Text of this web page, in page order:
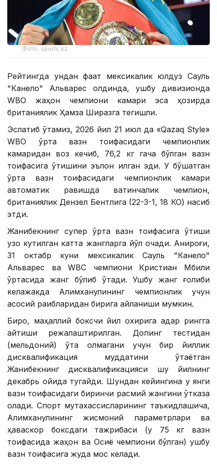
Фото: sports.kz
Рейтингда ундан фақат мексикалик юлдуз Сауль
"Канело" Альварес олдинда, ушбу дивизионда
WBО жаҳон чемпиони камари эса ҳозирда
британиялик Ҳамза Ширазга тегишли.
Эслатиб ўтамиз, 2026 йил 21 июл да «Qazaq Style»
WВО ўрта вазн тоифасидаги чемпионлик
камаридан воз кечиб, 76,2 кг гача бўлган вазн
тоифасига ўтишини эълон қилган эди. У бўшатган
ўрта вазн тоифасидаги чемпионлик камари
автоматик равишда вақтинчалик чемпион,
британиялик Дензел Бентлига (22-3-1, 18 КО) насиб
этди.
Жанибекнинг супер ўрта вазн тоифасига ўтиши
узоқ кутилган катта жангларга йўл очади. Аниқроғи,
31 октабр куни мексикалик Сауль "Канело"
Альварес ва WВC чемпиони Кристиан Мбили
ўртасида жанг бўлиб ўтади. Ушбу жанг ғолиби
келажакда Алимханулининг чемпионлик учун
асосий рақибларидан бирига айланиши мумкин.
Бироқ, маҳаллий боксчи йил охирига қадар рингга
қайтиши режалаштирилган. Допинг тестидан
(мельдоний) ўта олмагани учун бир йиллик
дисквалификация муддатини ўтаётган
Жанибекнинг дисквалификацияси шу йилнинг
декабрь ойида тугайди. Шундан кейингина у янги
вазн тоифасидаги биринчи расмий жангини ўтказа
олади. Спорт мутахассисларининг таъкидлашича,
Алимханулининг жисмоний параметрлари ва
ҳаваскор боксдаги тажрибаси (у 75 кг вазн
тоифасида жаҳон ва Осиё чемпиони бўлган) ушбу
вазн тоифасига жуда мос келади.